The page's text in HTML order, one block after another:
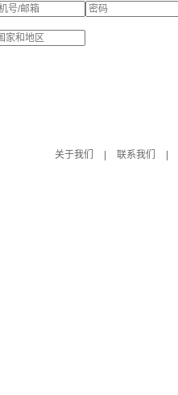
关于我们
联系我们